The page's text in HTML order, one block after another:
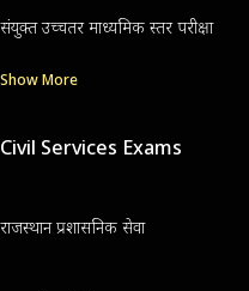
संयुक्त उच्चतर माध्यमिक स्तर परीक्षा
Show More
Civil Services Exams
राजस्थान प्रशासनिक सेवा